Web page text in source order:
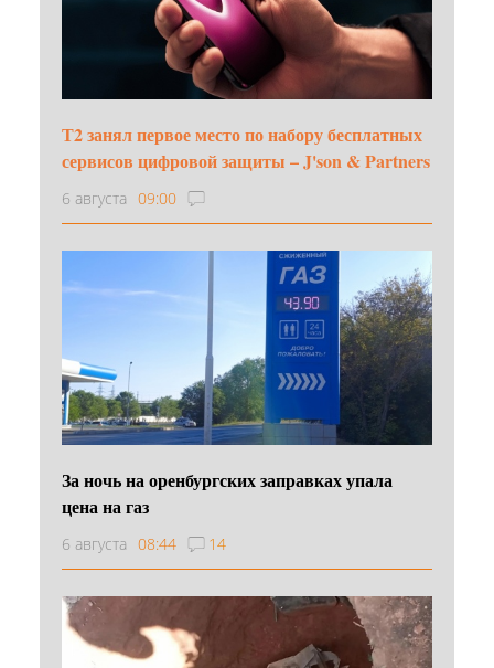
Т2 занял первое место по набору бесплатных
сервисов цифровой защиты – J'son & Partners
6 августа 09:00
За ночь на оренбургских заправках упала
цена на газ
6 августа 08:44 14